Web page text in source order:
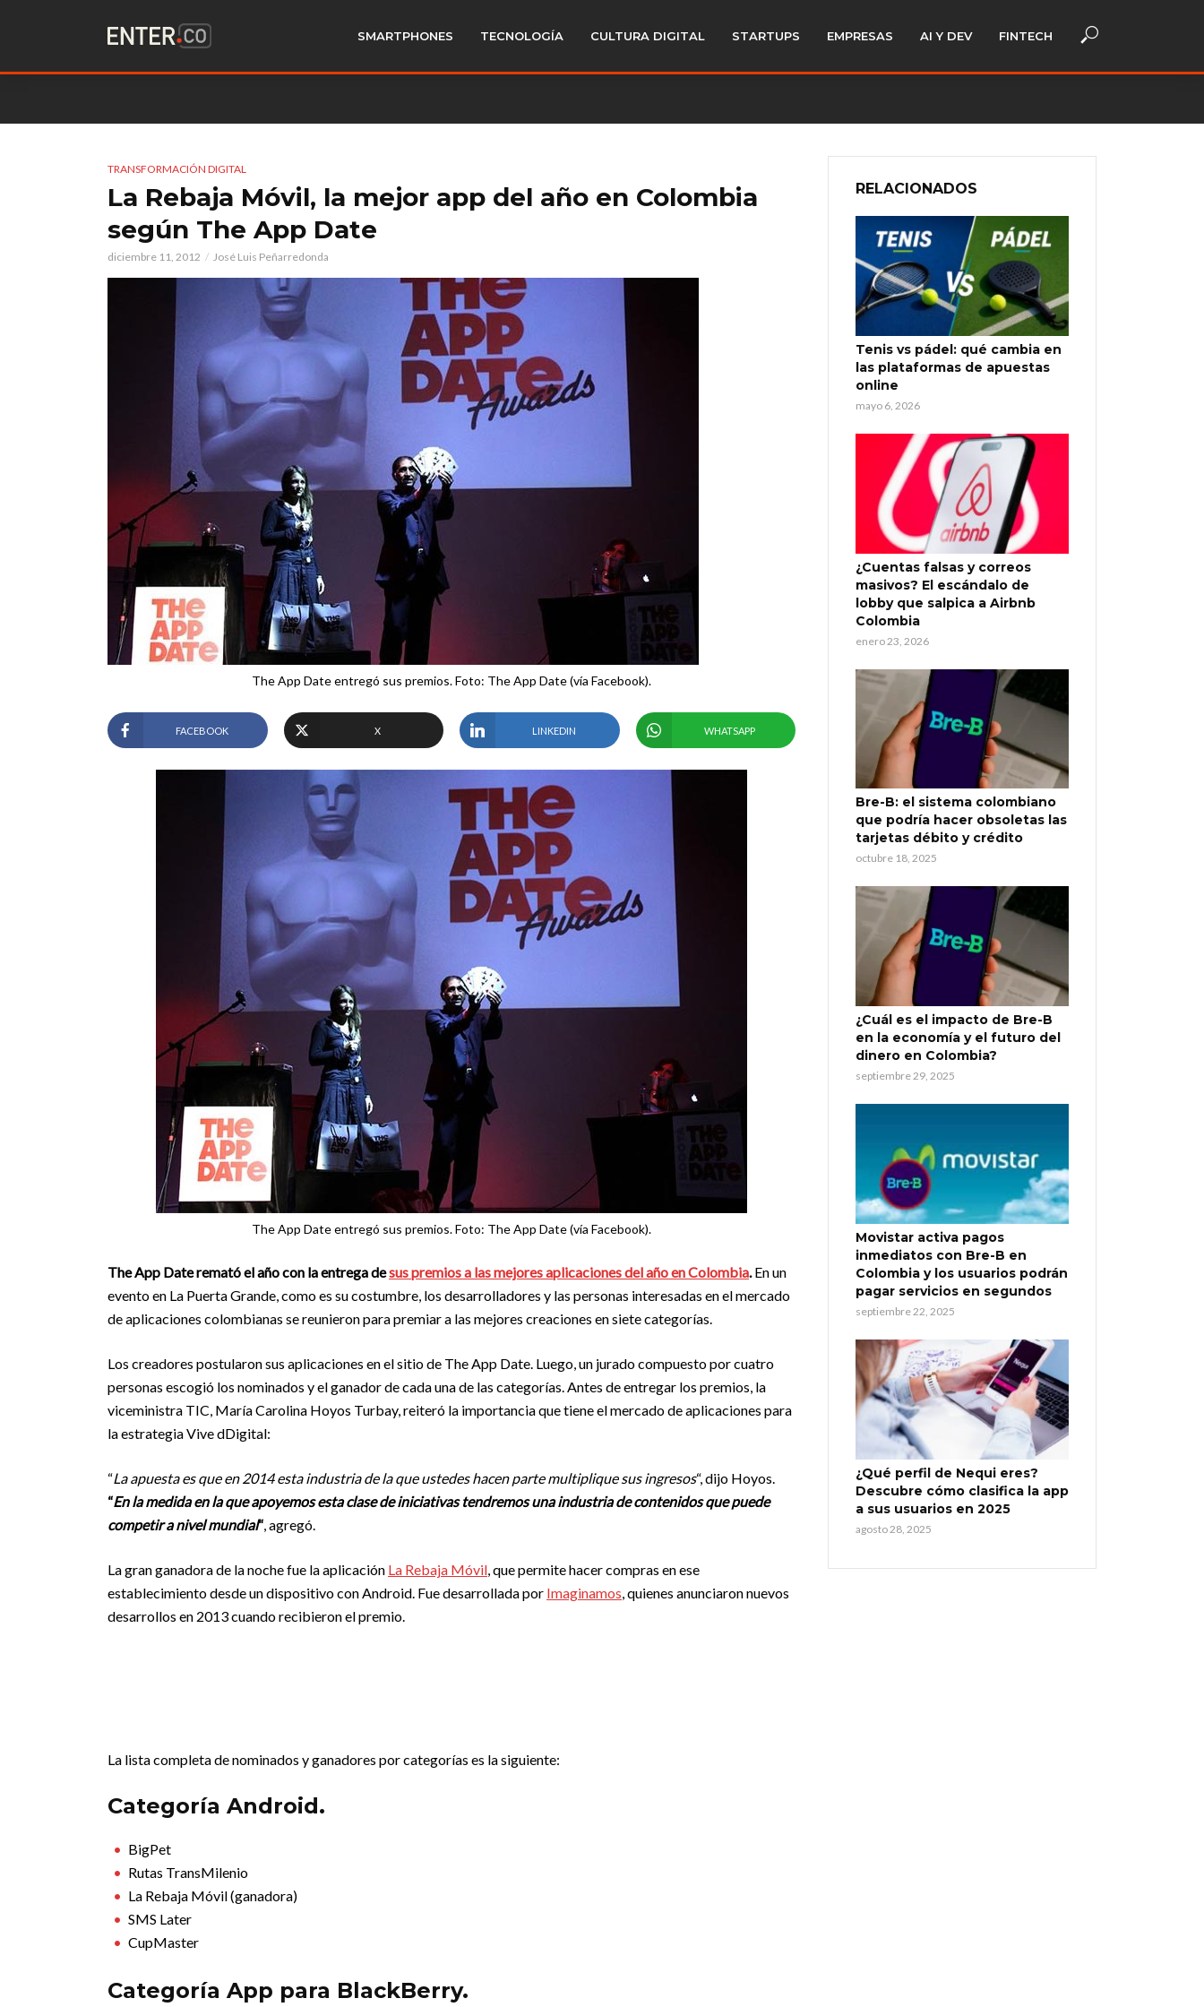
SMARTPHONES TECNOLOGÍA CULTURA DIGITAL STARTUPS EMPRESAS AI Y DEV FINTECH
TRANSFORMACIÓN DIGITAL
La Rebaja Móvil, la mejor app del año en Colombia
según The App Date
diciembre 11, 2012 José Luis Peñarredonda
The App Date entregó sus premios. Foto: The App Date (vía Facebook).
FACEBOOK X LINKEDIN WHATSAPP
The App Date entregó sus premios. Foto: The App Date (vía Facebook).
The App Date remató el año con la entrega desus premios a las mejores aplicaciones del año en Colombia.En un
evento en La Puerta Grande, como es su costumbre, los desarrolladores y las personas interesadas en el mercado
de aplicaciones colombianas se reunieron para premiar a las mejores creaciones en siete categorías.
Los creadores postularon sus aplicaciones en el sitio de The App Date. Luego, un jurado compuesto por cuatro
personas escogió los nominados y el ganador de cada una de las categorías. Antes de entregar los premios, la
viceministra TIC, María Carolina Hoyos Turbay, reiteró la importancia que tiene el mercado de aplicaciones para
la estrategia Vive dDigital:
“La apuesta es que en 2014 esta industria de la que ustedes hacen parte multiplique sus ingresos“, dijo Hoyos.
“En la medida en la que apoyemos esta clase de iniciativas tendremos una industria de contenidos que puede
competir a nivel mundial“, agregó.
La gran ganadora de la noche fue la aplicación La Rebaja Móvil, que permite hacer compras en ese
establecimiento desde un dispositivo con Android. Fue desarrollada por Imaginamos, quienes anunciaron nuevos
desarrollos en 2013 cuando recibieron el premio.
La lista completa de nominados y ganadores por categorías es la siguiente:
Categoría Android.
BigPet
Rutas TransMilenio
La Rebaja Móvil (ganadora)
SMS Later
CupMaster
Categoría App para BlackBerry.
RELACIONADOS
Tenis vs pádel: qué cambia en
las plataformas de apuestas
online
mayo 6, 2026
¿Cuentas falsas y correos
masivos? El escándalo de
lobby que salpica a Airbnb
Colombia
enero 23, 2026
Bre-B: el sistema colombiano
que podría hacer obsoletas las
tarjetas débito y crédito
octubre 18, 2025
¿Cuál es el impacto de Bre-B
en la economía y el futuro del
dinero en Colombia?
septiembre 29, 2025
Movistar activa pagos
inmediatos con Bre-B en
Colombia y los usuarios podrán
pagar servicios en segundos
septiembre 22, 2025
¿Qué perfil de Nequi eres?
Descubre cómo clasifica la app
a sus usuarios en 2025
agosto 28, 2025